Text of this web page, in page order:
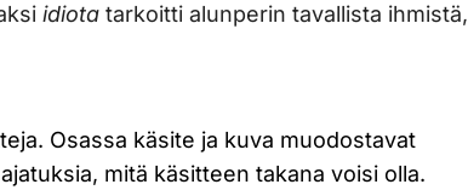
idiota tarkoitti alunperin tavallista ihmistä,
Osassa käsite ja kuva muodostavat
mitä käsitteen takana voisi olla.